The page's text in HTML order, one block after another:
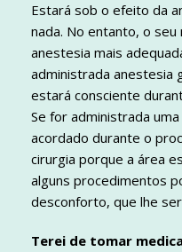
Estará sob o efeito da
nada. No entanto, o seu
anestesia mais
administrada anestesia
estará consciente
Se for administrada
acordado durante o
cirurgia porque a área
alguns procedimentos
desconforto, que lhe
Terei de tomar